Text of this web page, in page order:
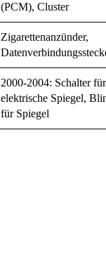
(PCM), Cluster
Zigarettenanzünder,
2000-2004: Schalter für
elektrische Spiegel,
für Spiegel